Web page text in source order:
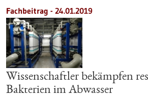
Fachbeitrag - 24.01.2019
Wissenschaftler bekämpfen
Bakterien im Abwasser